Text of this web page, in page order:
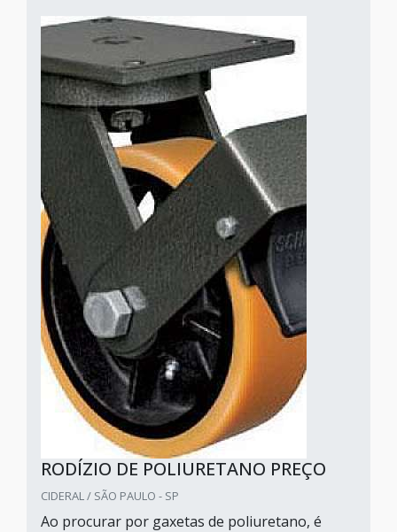
RODÍZIO DE POLIURETANO PREÇO
CIDERAL / SÃO PAULO - SP
Ao procurar por gaxetas de poliuretano, é